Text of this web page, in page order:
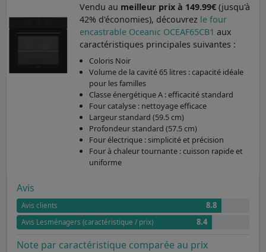
Vendu au meilleur prix à 149.99€(jusqu'à
42% d'économies), découvrez le four
encastrable Oceanic OCEAF65CB1 aux
caractéristiques principales suivantes :
Coloris Noir
Volume de la cavité 65 litres : capacité idéale
pour les familles
Classe énergétique A : efficacité standard
Four catalyse : nettoyage efficace
Largeur standard (59.5 cm)
Profondeur standard (57.5 cm)
Four électrique : simplicité et précision
Four à chaleur tournante : cuisson rapide et
uniforme
Avis
Avis clients 8.8
Avis Lesménagers (caractéristique / prix) 8.4
Note par caractéristique comparée au prix